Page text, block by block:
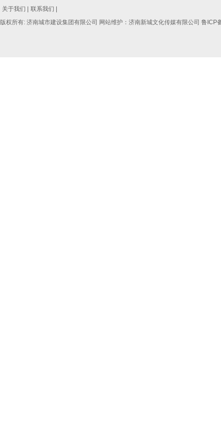
关于我们 |
联系我们 |
版权所有: 济南城市建设集团有限公司 网站维护：济南新城文化传媒有限公司 鲁ICP